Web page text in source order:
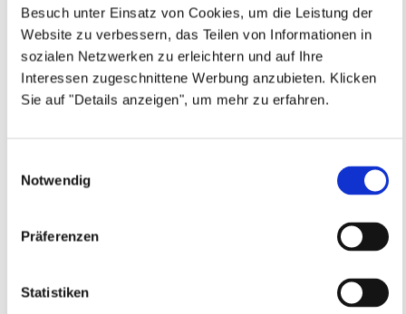
Besuch unter Einsatz von Cookies, um die Leistung der
Website zu verbessern, das Teilen von Informationen in
sozialen Netzwerken zu erleichtern und auf Ihre
Interessen zugeschnittene Werbung anzubieten. Klicken
Sie auf "Details anzeigen", um mehr zu erfahren.
Notwendig
Präferenzen
Statistiken
ATHLETIK- & SPEED TRAINING
LEIDER AUSGEBUCHT (WARTELISTE AKTIV)
189,00 EUR